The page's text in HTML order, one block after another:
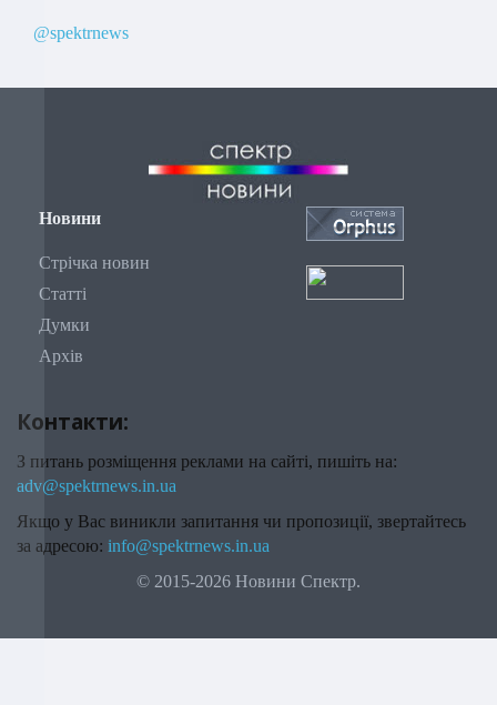
@spektrnews
Новини
Стрічка новин
Статті
Думки
Архів
Контакти:
З питань розміщення реклами на сайті, пишіть на:
adv@spektrnews.in.ua
Якщо у Вас виникли запитання чи пропозиції, звертайтесь
за адресою: info@spektrnews.in.ua
© 2015-2026 Новини Спектр.